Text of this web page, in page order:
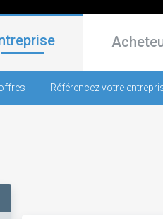
Référencez votre